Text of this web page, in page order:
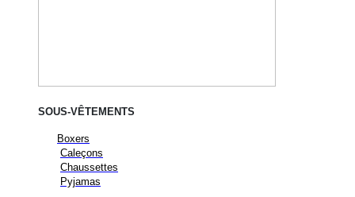
SOUS-VÊTEMENTS
Boxers
Caleçons
Chaussettes
Pyjamas